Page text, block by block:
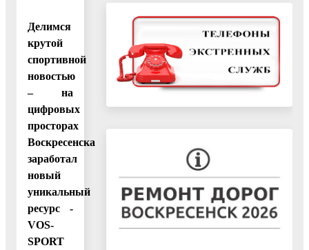
Делимся
крутой
спортивной
новостью
– на
цифровых
просторах
Воскресенска
заработал
новый
уникальный
ресурс -
VOS-
SPORT